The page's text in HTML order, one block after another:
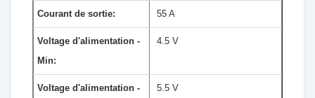
Courant de sortie: 55 A
Voltage d'alimentation -
Min:
4.5 V
Voltage d'alimentation - 5.5 V